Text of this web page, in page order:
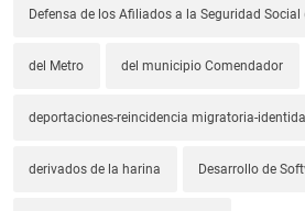
Defensa de los Afiliados a la Seguridad
del Metro del municipio Comendador
deportaciones-reincidencia migratoria-
derivados de la harina Desarrollo de